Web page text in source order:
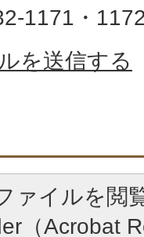
1171・
を送信する
ァイルを閲
（Acrobat